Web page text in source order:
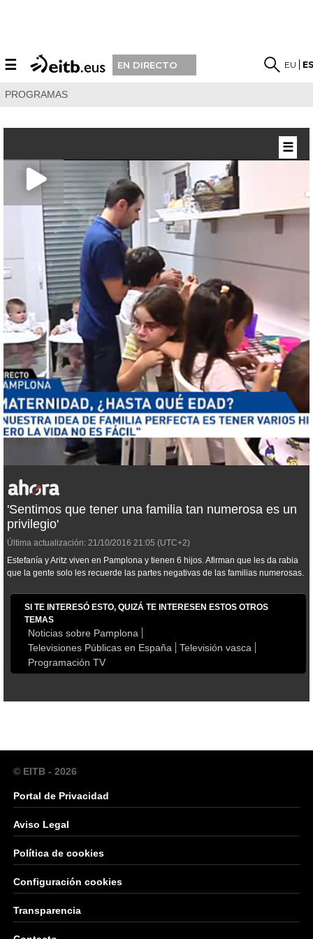
☰ EN DIRECTO EU
PROGRAMAS
'Sentimos que tener una familia tan numerosa es un
privilegio'
Última actualización: 21/10/2016 21:05 (UTC+2)
Estefanía y Aritz viven en Pamplona y tienen 6 hijos. Afirman que les da rabia
que la gente solo les recuerde las partes negativas de las familias numerosas.
SI TE INTERESÓ ESTO, QUIZÁ TE INTERESEN ESTOS OTROS
TEMAS
Noticias sobre Pamplona
Televisiones Públicas en España
Televisión vasca
Programación TV
☰
© EITB - 2026
Portal de Privacidad
Aviso Legal
Política de cookies
Configuración cookies
Transparencia